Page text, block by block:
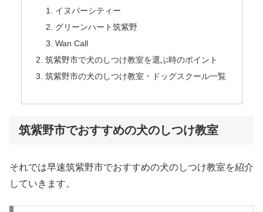
イヌバーシティー
グリーンハート筑紫野
Wan Call
筑紫野市で犬のしつけ教室を選ぶ時のポイント
筑紫野市の犬のしつけ教室・ドッグスクール一覧
筑紫野市でおすすめの犬のしつけ教室
それでは早速筑紫野市でおすすめの犬のしつけ教室を紹介
していきます。